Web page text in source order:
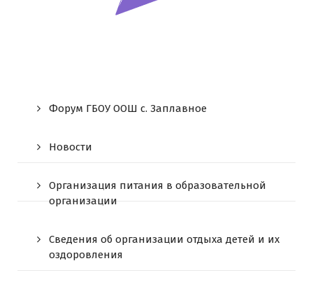
Форум ГБОУ ООШ c. Заплавное
Новости
Организация питания в образовательной
организации
Сведения об организации отдыха детей и их
оздоровления